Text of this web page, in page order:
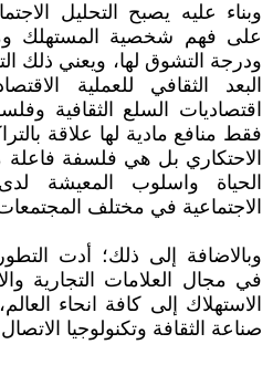
وبناء عليه يصبح التحليل
على فهم شخصية المستهلك
ودرجة التشوق لها، ويعني ذلك
البعد الثقافي للعملية
اقتصاديات السلع الثقافية
فقط منافع مادية لها علاقة
الاحتكاري بل هي فلسفة
الحياة واسلوب المعيشة
الاجتماعية في مختلف
وبالاضافة إلى ذلك؛ أدت
في مجال العلامات التجارية
الاستهلاك إلى كافة انحاء
صناعة الثقافة وتكنولوجيا